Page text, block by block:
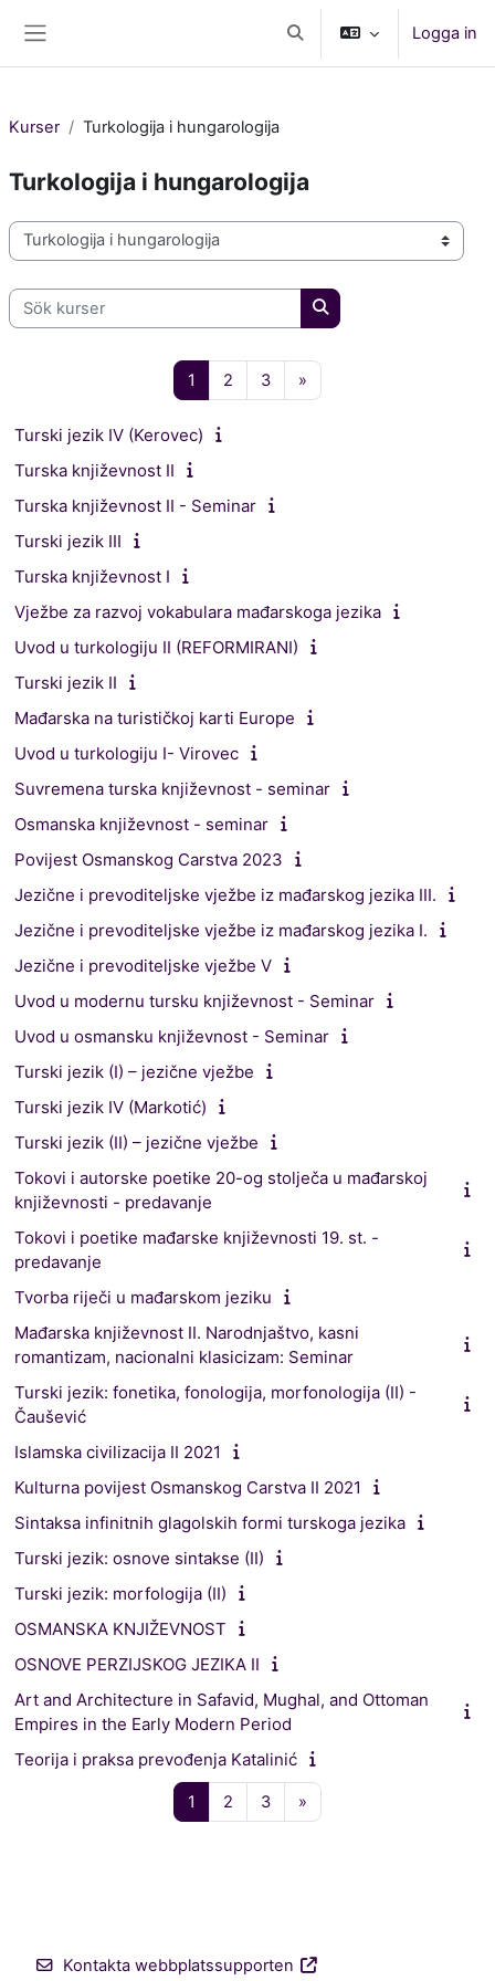
Växla sökinmatningLogga in
Kurser Turkologija i hungarologija
Turkologija i hungarologija
Kurskategorier
Sök kurser
Sök kurser
1 Sida 1
2 Sida 2
3Sida 3
»
Turski jezik IV (Kerovec)
Turska književnost II
Turska književnost II - Seminar
Turski jezik III
Turska književnost I
Vježbe za razvoj vokabulara mađarskoga jezika
Uvod u turkologiju II (REFORMIRANI)
Turski jezik II
Mađarska na turističkoj karti Europe
Uvod u turkologiju I- Virovec
Suvremena turska književnost - seminar
Osmanska književnost - seminar
Povijest Osmanskog Carstva 2023
Jezične i prevoditeljske vježbe iz mađarskog jezika III.
Jezične i prevoditeljske vježbe iz mađarskog jezika I.
Jezične i prevoditeljske vježbe V
Uvod u modernu tursku književnost - Seminar
Uvod u osmansku književnost - Seminar
Turski jezik (I) – jezične vježbe
Turski jezik IV (Markotić)
Turski jezik (II) – jezične vježbe
Tokovi i autorske poetike 20-og stolječa u mađarskoj
književnosti - predavanje
Tokovi i poetike mađarske književnosti 19. st. -
predavanje
Tvorba riječi u mađarskom jeziku
Mađarska književnost II. Narodnjaštvo, kasni
romantizam, nacionalni klasicizam: Seminar
Turski jezik: fonetika, fonologija, morfonologija (II) -
Čaušević
Islamska civilizacija II 2021
Kulturna povijest Osmanskog Carstva II 2021
Sintaksa infinitnih glagolskih formi turskoga jezika
Turski jezik: osnove sintakse (II)
Turski jezik: morfologija (II)
OSMANSKA KNJIŽEVNOST
OSNOVE PERZIJSKOG JEZIKA II
Art and Architecture in Safavid, Mughal, and Ottoman
Empires in the Early Modern Period
Teorija i praksa prevođenja Katalinić
1 Sida 1
2 Sida 2
3Sida 3
»
Kontakta webbplatssupporten